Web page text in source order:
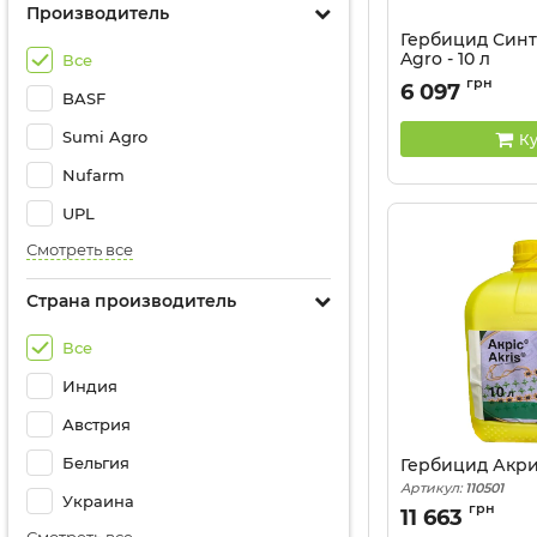
Производитель
Все
BASF
Sumi Agro
Nufarm
UPL
Смотреть все
Страна производитель
Все
Индия
Австрия
Бельгия
Украина
Гербицид
Agro - 10 л
Артикул: 11022012
6 097 грн
Гербицид
Артикул: 110501
11 663 грн